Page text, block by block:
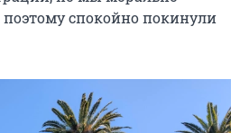
спокойно покинули